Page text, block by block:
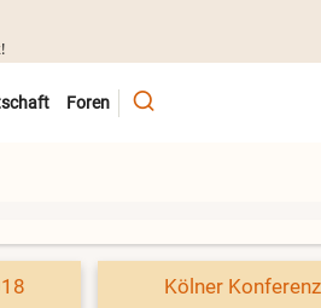
Foren
Kölner